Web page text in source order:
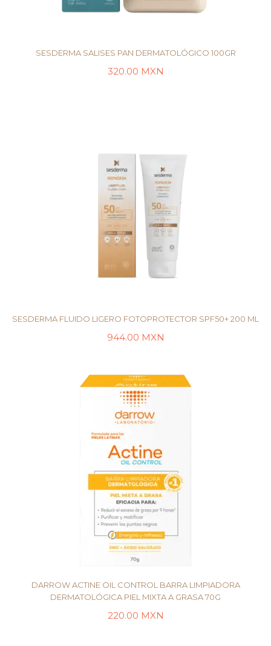
SESDERMA SALISES PAN DERMATOLÓGICO 100GR
320.00 MXN
SESDERMA FLUIDO LIGERO FOTOPROTECTOR SPF50+ 200 ML
944.00 MXN
DARROW ACTINE OIL CONTROL BARRA LIMPIADORA
DERMATOLÓGICA PIEL MIXTA A GRASA 70G
220.00 MXN